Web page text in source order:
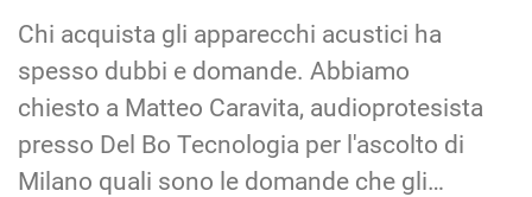
Chi acquista gli apparecchi acustici ha
spesso dubbi e domande. Abbiamo
chiesto a Matteo Caravita, audioprotesista
presso Del Bo Tecnologia per l'ascolto di
Milano quali sono le domande che gli…